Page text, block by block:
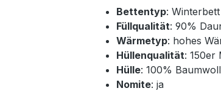
Bettentyp:
Füllqualität: 90%
Wärmetyp: hohes
Hüllenqualität: 150er
Hülle: 100%
Nomite: ja